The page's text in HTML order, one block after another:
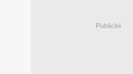
Publicité